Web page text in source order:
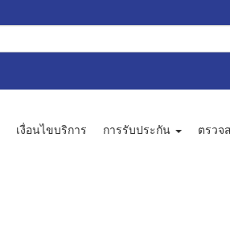
เงื่อนไขบริการ การรับประกัน ตรวจ